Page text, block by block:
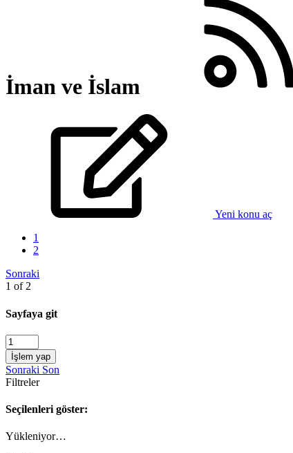
İman ve İslam
Yeni konu aç
1
2
Sonraki
1 of 2
Sayfaya git
İşlem yap
Sonraki Son
Filtreler
Seçilenleri göster:
Yükleniyor…